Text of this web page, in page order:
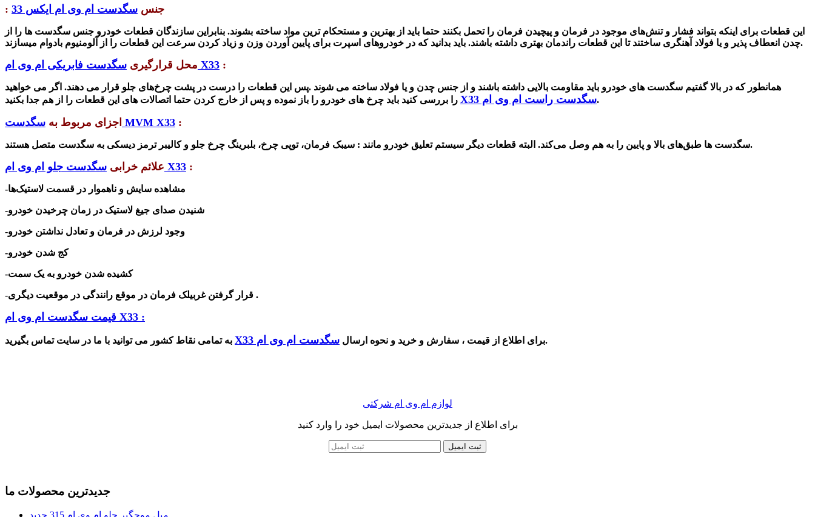
جنس سگدست ام وی ام ایکس 33 :
این قطعات برای اینکه بتواند فشار و تنش‌های موجود در فرمان و پیچیدن فرمان را تحمل بکنند حتما باید از بهترین و مستحکام ترین مواد ساخته بشوند. بنابراین سازندگان قطعات خودرو جنس سگدست ها را از
چدن انعطاف پذیر و یا فولاد آهنگری ساختند تا این قطعات راندمان بهتری داشته باشند. باید بدانید که در خودروهای اسپرت برای پایین آوردن وزن و زیاد کردن سرعت این قطعات را از آلومنیوم بادوام میسازند.
محل قرارگیری سگدست فابریکی ام وی ام X33 :
همانطور که در بالا گفتیم سگدست های خودرو باید مقاومت بالایی داشته باشند و از جنس چدن و یا فولاد ساخته می شوند .پس این قطعات را درست در پشت چرخ‌های جلو قرار می دهند. اگر می خواهید
سگدست راست ام وی ام X33را بررسی کنید باید چرخ های خودرو را باز ‌نموده و پس از خارج کردن حتما اتصالات های این قطعات را از هم جدا بکنید.
اجزای مربوط به سگدست MVM X33 :
سگدست ها طبق‌های بالا و پایین را به هم وصل می‌کند. البته قطعات دیگر سیستم تعلیق خودرو مانند : سیبک فرمان، توپی چرخ، بلبرینگ چرخ جلو و کالیبر ترمز دیسکی به سگدست متصل هستند.
علائم خرابی سگدست جلو ام وی ام X33 :
-مشاهده سایش و ناهموار در قسمت لاستیک‌ها
-شنیدن صدای جیغ لاستیک در زمان چرخیدن خودرو
-وجود لرزش در فرمان و تعادل نداشتن خودرو
-کج شدن خودرو
-کشیده شدن خودرو به یک سمت
-قرار گرفتن غربیلک فرمان در موقع رانندگی در موقعیت دیگری .
قیمت سگدست ام وی ام X33 :
برای اطلاع از قیمت ، سفارش و خرید و نحوه ارسال سگدست ام وی ام X33 به تمامی نقاط کشور می توانید با ما در سایت تماس بگیرید.
لوازم ام وی ام شرکتی
برای اطلاع از جدیدترین محصولات ایمیل خود را وارد کنید
ثبت ایمیل
جدیدترین محصولات ما